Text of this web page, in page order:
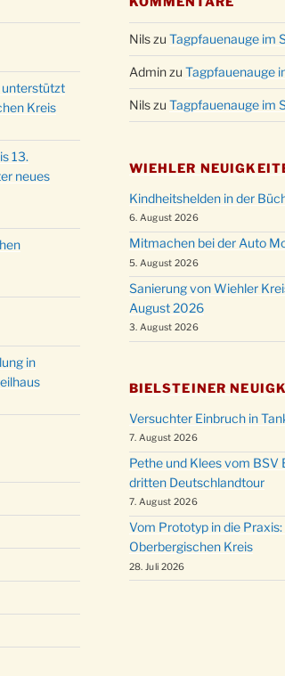
unterstützt
Kreis
13.
neues
in
Nilszu Tagpfauenauge im
Adminzu Tagpfauenauge
Nilszu Tagpfauenauge im
WIEHLER
Kindheitshelden in der
6. August 2026
Mitmachen bei der Auto
5. August 2026
Sanierung von Wiehler
August 2026
3. August 2026
BIELSTEINER
Versuchter Einbruch in
7. August 2026
Pethe und Klees vom BSV
dritten Deutschlandtour
7. August 2026
Vom Prototyp in die
Oberbergischen Kreis
28. Juli 2026